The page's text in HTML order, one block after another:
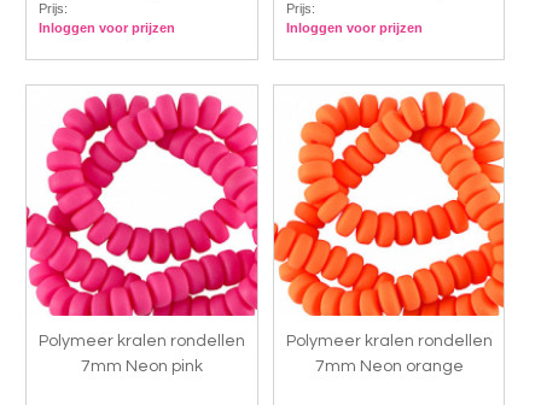
Prijs:
Inloggen voor prijzen
Prijs:
Inloggen voor prijzen
Polymeer kralen rondellen
7mm Neon pink
Polymeer kralen rondellen
7mm Neon orange